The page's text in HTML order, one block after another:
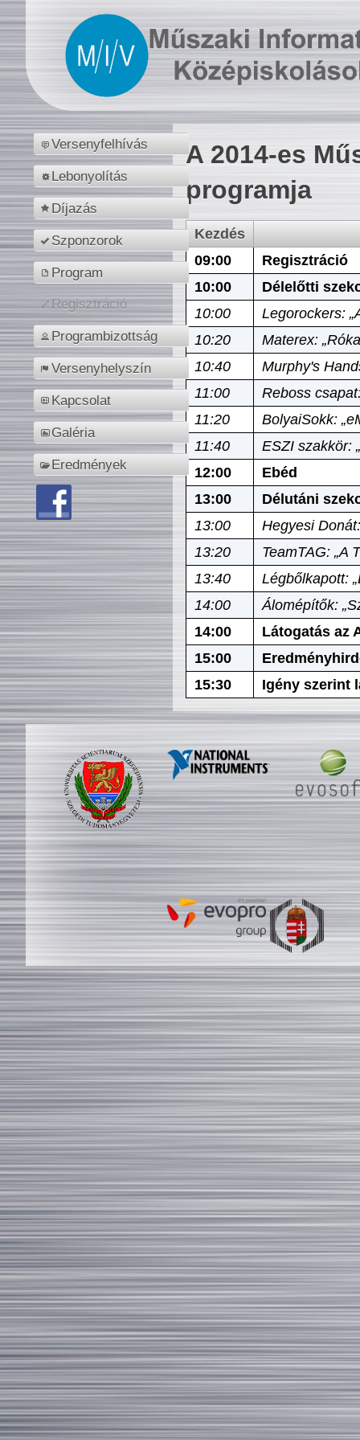
Versenyfelhívás
Lebonyolítás
Díjazás
Szponzorok
Program
Regisztráció
Programbizottság
Versenyhelyszín
Kapcsolat
Galéria
Eredmények
A 2014-es
programja
Kezdés
09:00
Regisztráció
10:00
Délelőtti
10:00
Legorockers:
10:20
Materex:
10:40
Murphy's
11:00
Reboss
11:20
BolyaiSokk:
11:40
ESZI szakkör:
12:00
Ebéd
13:00
Délutáni
13:00
Hegyesi
13:20
TeamTAG: „A
13:40
Légbőlkapott:
14:00
Álomépítők:
14:00
Látogatás az
15:00
15:30
Igény szerint